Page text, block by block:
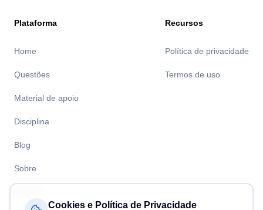
Plataforma
Home
Questões
Material de apoio
Disciplina
Blog
Sobre
Recursos
Política de privacidade
Termos de uso
Cookies e Política de Privacidade